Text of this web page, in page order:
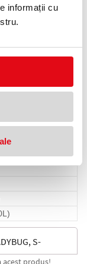
informații cu
S-
acest produs!